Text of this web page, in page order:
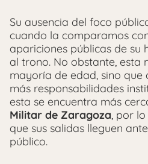
Su ausencia del foco
cuando la comparamos
apariciones públicas de su
al trono. No obstante, esta
mayoría de edad, sino que
más responsabilidades
esta se encuentra más
Militar de Zaragoza, por lo
que sus salidas lleguen
público.